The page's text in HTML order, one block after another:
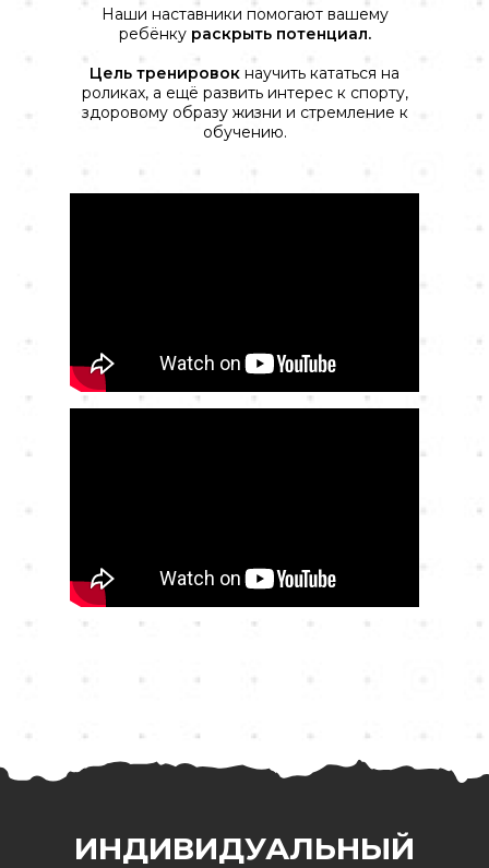
Наши наставники помогают вашему
ребёнку раскрыть потенциал.
Цель тренировок научить кататься на
роликах, а ещё развить интерес к спорту,
здоровому образу жизни и стремление к
обучению.
ИНДИВИДУАЛЬНЫЙ